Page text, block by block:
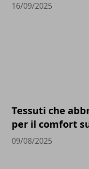
16/09/2025
Tessuti che
per il comfort
09/08/2025